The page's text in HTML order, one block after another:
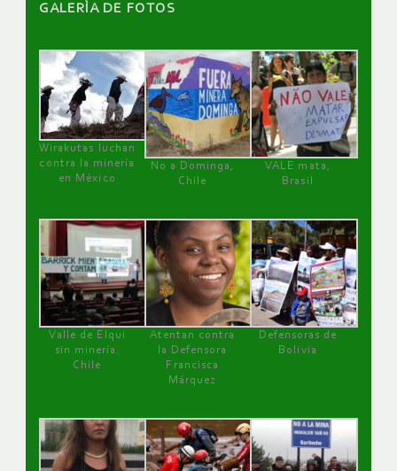
GALERÌA DE FOTOS
Wirakutas luchan
contra la minería
en México
No a Dominga,
Chile
VALE mata,
Brasil
Valle de Elqui
sin minería.
Chile
Atentan contra
la Defensora
Francisca
Márquez
Defensoras de
Bolivia